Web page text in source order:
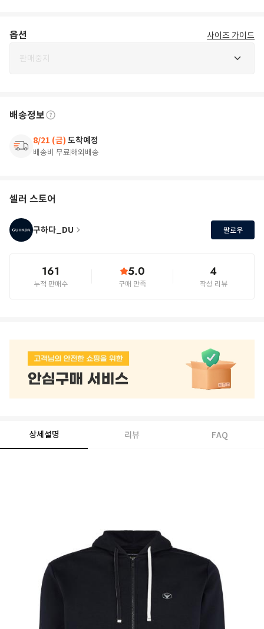
옵션 사이즈 가이드
판매중지
배송정보
8/21 (금) 도착예정
배송비 무료해외배송
셀러 스토어
구하다_DU 팔로우
161
누적 판매수
5.0
구매 만족
4
작성 리뷰
상세설명 리뷰 FAQ